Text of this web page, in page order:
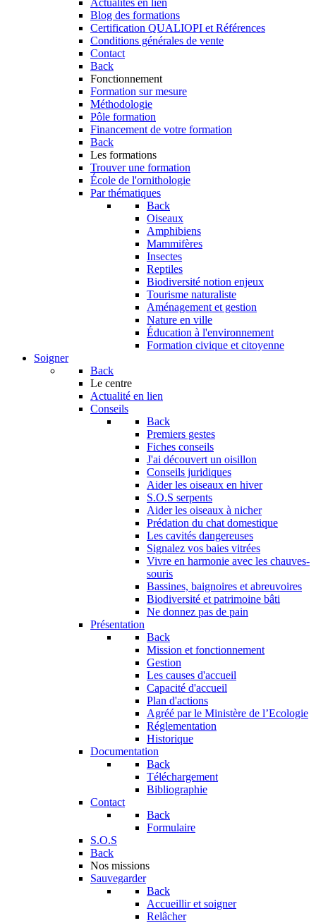
Actualités en lien
Blog des formations
Certification QUALIOPI et Références
Conditions générales de vente
Contact
Back
Fonctionnement
Formation sur mesure
Méthodologie
Pôle formation
Financement de votre formation
Back
Les formations
Trouver une formation
École de l'ornithologie
Par thématiques
Back
Oiseaux
Amphibiens
Mammifères
Insectes
Reptiles
Biodiversité notion enjeux
Tourisme naturaliste
Aménagement et gestion
Nature en ville
Éducation à l'environnement
Formation civique et citoyenne
Soigner
Back
Le centre
Actualité en lien
Conseils
Back
Premiers gestes
Fiches conseils
J'ai découvert un oisillon
Conseils juridiques
Aider les oiseaux en hiver
S.O.S serpents
Aider les oiseaux à nicher
Prédation du chat domestique
Les cavités dangereuses
Signalez vos baies vitrées
Vivre en harmonie avec les chauves-
souris
Bassines, baignoires et abreuvoires
Biodiversité et patrimoine bâti
Ne donnez pas de pain
Présentation
Back
Mission et fonctionnement
Gestion
Les causes d'accueil
Capacité d'accueil
Plan d'actions
Agréé par le Ministère de l’Ecologie
Réglementation
Historique
Documentation
Back
Téléchargement
Bibliographie
Contact
Back
Formulaire
S.O.S
Back
Nos missions
Sauvegarder
Back
Accueillir et soigner
Relâcher